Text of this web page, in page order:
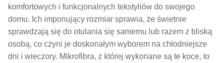
komfortowych i funkcjonalnych tekstyliów do swojego
domu. Ich imponujący rozmiar sprawia, że świetnie
sprawdzają się do otulania się samemu lub razem z bliską
osobą, co czyni je doskonałym wyborem na chłodniejsze
dni i wieczory. Mikrofibra, z której wykonane są te koce, to